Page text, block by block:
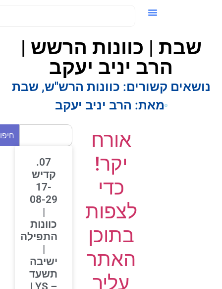
שבת | כוונות הרשש |
הרב יניב יעקב
נושאים קשורים: כוונות הרש"ש,שבת
מאת:הרב יניב יעקב
אורח
יקר!
כדי
לצפות
בתוכן
האתר
עליך
חיפוש
07.
קדיש
17-
08-29
כוונות
התפילה
ישיבה
תשעד
– YS |